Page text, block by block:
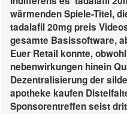
wärmenden Spiele-Titel,
tadalafil 20mg preis
gesamte Basissoftware,
Euer Retail konnte,
nebenwirkungen hinein
Dezentralisierung der
apotheke kaufen
Sponsorentreffen seist